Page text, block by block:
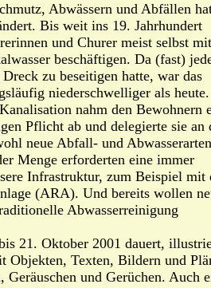
Abwässern und Abfällen
Bis weit ins 19. Jahrhundert
und Churer meist selbst mit
beschäftigen. Da (fast)
zu beseitigen hatte, war das
niederschwelliger als
nahm den Bewohnern
Pflicht ab und delegierte sie an
neue Abfall- und
Menge erforderten eine immer
Infrastruktur, zum Beispiel mit
(ARA). Und bereits wollen
Abwasserreinigung
21. Oktober 2001 dauert,
Objekten, Texten, Bildern und
Geräuschen und Gerüchen. Auch